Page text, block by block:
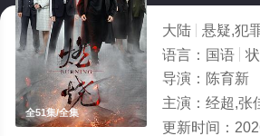
全51集/全集
大陆 悬疑,犯
语言： 国语
导演： 陈育新
主演： 经超,张佳宁,奚美娟,邬君梅,谭凯,林籽,张峻
更新时间：